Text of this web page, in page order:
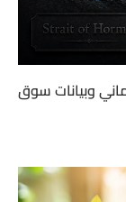
وبيانات سوق